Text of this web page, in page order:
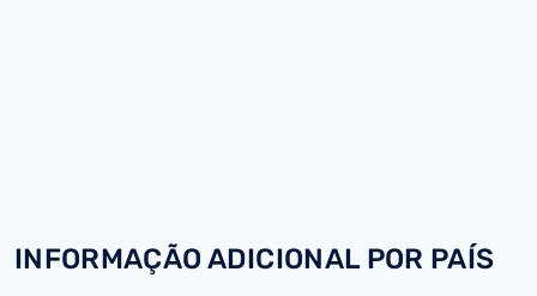
INFORMAÇÃO ADICIONAL POR PAÍS